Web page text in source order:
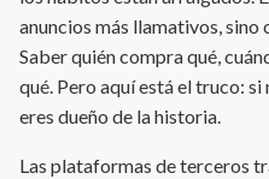
anuncios más llamativos,
Saber quién compra qué,
qué. Pero aquí está el truco: si
eres dueño de la historia.
Las plataformas de terceros